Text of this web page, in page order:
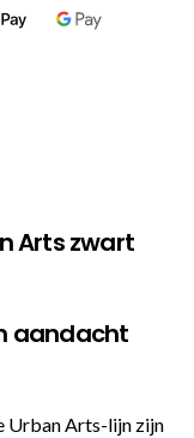
Arts zwart
aandacht
Urban Arts-lijn zijn